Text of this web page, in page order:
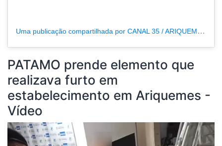
Uma publicação compartilhada por CANAL 35 / ARIQUEMES190 (@tvpcanal35)
PATAMO prende elemento que
realizava furto em
estabelecimento em Ariquemes -
Vídeo